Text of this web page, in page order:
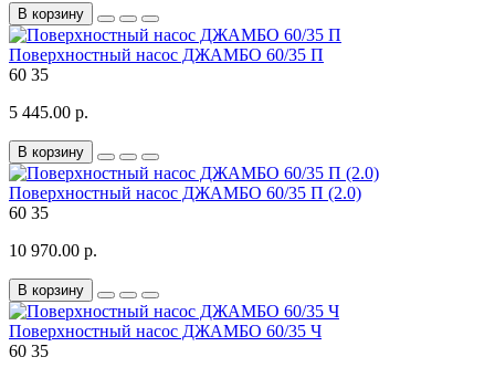
В корзину
Поверхностный насос ДЖАМБО 60/35 П
60 35
5 445.00 р.
В корзину
Поверхностный насос ДЖАМБО 60/35 П (2.0)
60 35
10 970.00 р.
В корзину
Поверхностный насос ДЖАМБО 60/35 Ч
60 35